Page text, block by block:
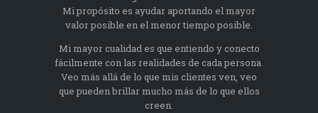
Mi propósito es ayudar aportando el mayor
valor posible en el menor tiempo posible.
Mi mayor cualidad es que entiendo y conecto
fácilmente con las realidades de cada persona.
Veo más allá de lo que mis clientes ven, veo
que pueden brillar mucho más de lo que ellos
creen.